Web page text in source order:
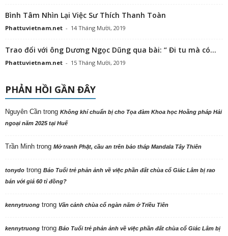
Bình Tâm Nhìn Lại Việc Sư Thích Thanh Toàn
Phattuvietnam.net - 14 Tháng Mười, 2019
Trao đổi với ông Dương Ngọc Dũng qua bài: “ Đi tu mà có...
Phattuvietnam.net - 15 Tháng Mười, 2019
PHẢN HỒI GẦN ĐÂY
Nguyên Cần trong Không khí chuẩn bị cho Tọa đàm Khoa học Hoằng pháp Hải
ngoại năm 2025 tại Huế
Trần Minh trong Mở tranh Phật, cầu an trên bảo tháp Mandala Tây Thiên
tonydo trong Báo Tuổi trẻ phản ảnh về việc phần đất chùa cổ Giác Lâm bị rao
bán với giá 60 tỉ đồng?
kennytruong trong Vãn cảnh chùa cổ ngàn năm ở Triều Tiên
kennytruong trong Báo Tuổi trẻ phản ảnh về việc phần đất chùa cổ Giác Lâm bị